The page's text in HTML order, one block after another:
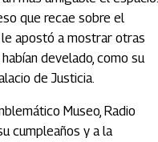
que recae sobre el
apostó a mostrar otras
develado, como su
de Justicia.
Museo, Radio
cumpleaños y a la